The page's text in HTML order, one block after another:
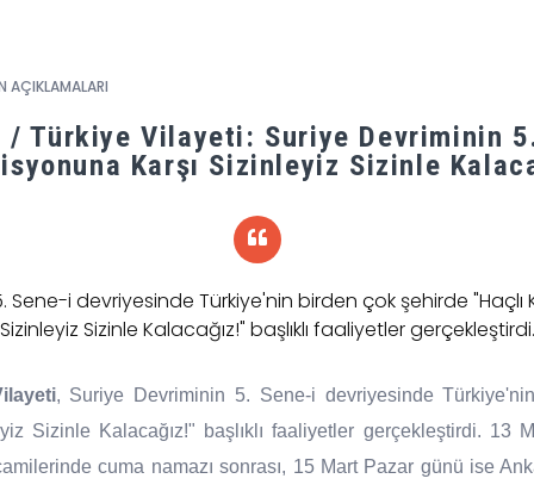
AÇIKLAMALARI
Türkiye Vilayeti: Suriye Devriminin 5.
Karşı Sizinleyiz Sizinle
Sene-i devriyesinde Türkiye'nin birden çok şehirde "Haçlı
Sizinleyiz Sizinle Kalacağız!" başlıklı faaliyetler gerçekleştirdi.
, Suriye Devriminin 5. Sene-i devriyesinde
Sizinle Kalacağız!" başlıklı faaliyetler gerçekleştirdi. 13
cuma namazı sonrası, 15 Mart Pazar günü ise